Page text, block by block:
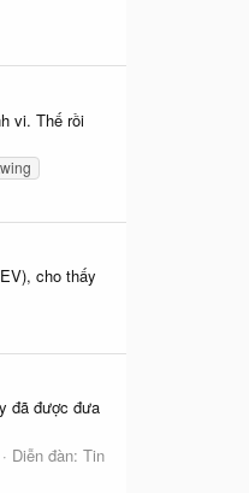
vi. Thế rồi
cho thấy
đã được đưa
Diễn đàn: Tin